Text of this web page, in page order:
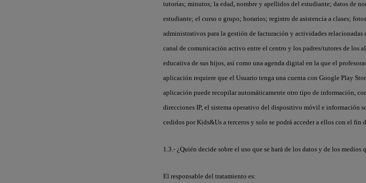
tutorías; minutos; la edad, nombre y apellidos del estudiante; datos de
estudiante; el curso o grupo; horarios; registro de asistencia a clases;
administrativos para la gestión de facturación y actividades
canal de comunicación activo entre el centro y los padres/tutores de los
educativa de sus hijos, así como una agenda digital en la que el
aplicación requiere que el Usuario tenga una cuenta con Google Play
aplicación puede recopilar automáticamente otro tipo de información,
direcciones IP, el sistema operativo del dispositivo móvil e información
cedidos por Kids&Us a terceros y solo se podrá acceder a ellos con el fin
1.3.- ¿Quién decide sobre el uso que se hará de los datos y de los
El responsable del tratamiento es: